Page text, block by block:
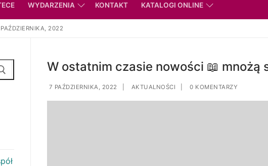
WYDARZENIA KONTAKT KATALOGI ONLINE
2022
W ostatnim czasie nowości 📖 mnożą
7 PAŹDZIERNIKA, 2022 AKTUALNOŚCI 0 KOMENTARZY